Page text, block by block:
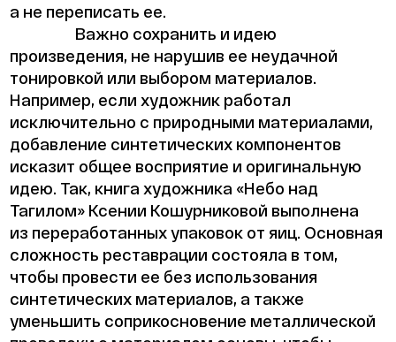
а не переписать ее.
Важно сохранить и идею
произведения, не нарушив ее неудачной
тонировкой или выбором материалов.
Например, если художник работал
исключительно с природными материалами,
добавление синтетических компонентов
исказит общее восприятие и оригинальную
идею. Так, книга художника «Небо над
Тагилом» Ксении Кошурниковой выполнена
из переработанных упаковок от яиц. Основная
сложность реставрации состояла в том,
чтобы провести ее без использования
синтетических материалов, а также
уменьшить соприкосновение металлической